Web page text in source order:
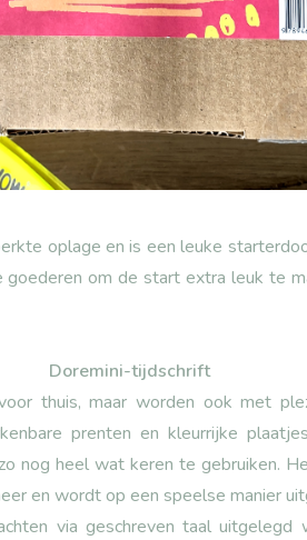
oplage en is een leuke
om de start extra leuk te
Doremini-tijdschrift
thuis, maar worden ook met
prenten en kleurrijke
nog heel wat keren te gebruiken.
en wordt op een speelse manier
via geschreven taal